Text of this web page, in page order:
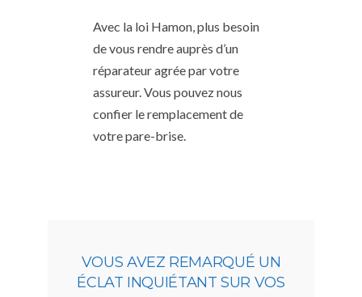
Avec la loi Hamon, plus besoin
de vous rendre auprès d’un
réparateur agrée par votre
assureur. Vous pouvez nous
confier le remplacement de
votre pare-brise.
VOUS AVEZ REMARQUÉ UN
ÉCLAT INQUIÉTANT SUR VOS